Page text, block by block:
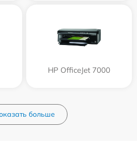
HP OfficeJet 7000
больше